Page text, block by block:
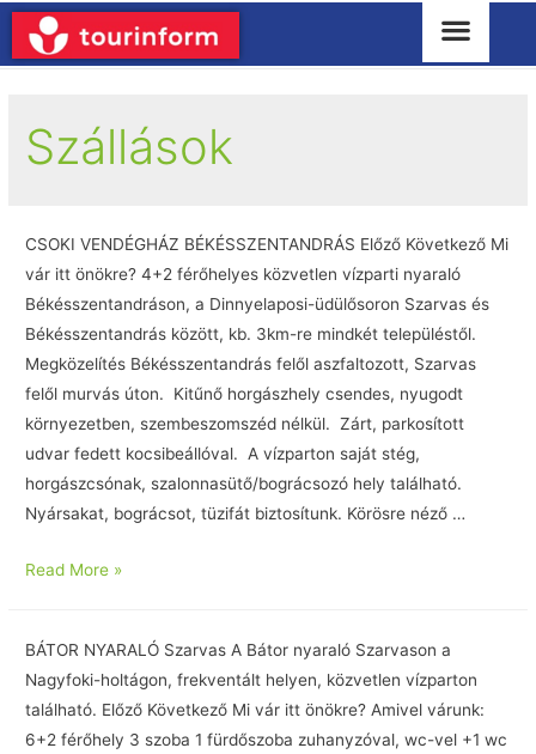
Szállások
CSOKI VENDÉGHÁZ BÉKÉSSZENTANDRÁS Előző Következő Mi
vár itt önökre? 4+2 férőhelyes közvetlen vízparti nyaraló
Békésszentandráson, a Dinnyelaposi-üdülősoron Szarvas és
Békésszentandrás között, kb. 3km-re mindkét településtől.
Megközelítés Békésszentandrás felől aszfaltozott, Szarvas
felől murvás úton. Kitűnő horgászhely csendes, nyugodt
környezetben, szembeszomszéd nélkül. Zárt, parkosított
udvar fedett kocsibeállóval. A vízparton saját stég,
horgászcsónak, szalonnasütő/bográcsozó hely található.
Nyársakat, bográcsot, tüzifát biztosítunk. Körösre néző …
Read More »
BÁTOR NYARALÓ Szarvas A Bátor nyaraló Szarvason a
Nagyfoki-holtágon, frekventált helyen, közvetlen vízparton
található. Előző Következő Mi vár itt önökre? Amivel várunk:
6+2 férőhely 3 szoba 1 fürdőszoba zuhanyzóval, wc-vel +1 wc